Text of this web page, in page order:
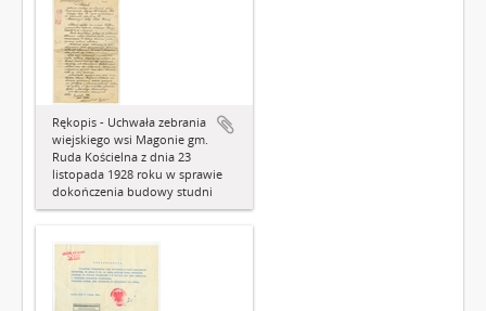
Rękopis - Uchwała zebrania
wiejskiego wsi Magonie gm.
Ruda Kościelna z dnia 23
listopada 1928 roku w sprawie
dokończenia budowy studni